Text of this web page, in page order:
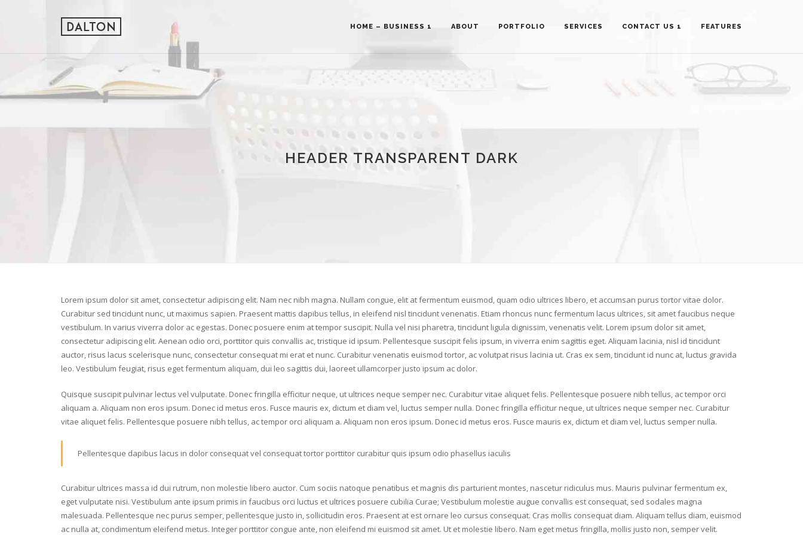
HOME – BUSINESS 1 ABOUT PORTFOLIO SERVICES CONTACT US 1 FEATURES
HEADER TRANSPARENT DARK
Lorem ipsum dolor sit amet, consectetur adipiscing elit. Nam nec nibh magna. Nullam congue, elit at fermentum euismod, quam odio ultrices libero, et accumsan purus tortor vitae dolor.
Curabitur sed tincidunt nunc, ut maximus sapien. Praesent mattis dapibus tellus, in eleifend nisl tincidunt venenatis. Etiam rhoncus nunc fermentum lacus ultrices, sit amet faucibus neque
vestibulum. In varius viverra dolor ac egestas. Donec posuere enim at tempor suscipit. Nulla vel nisi pharetra, tincidunt ligula dignissim, venenatis velit. Lorem ipsum dolor sit amet,
consectetur adipiscing elit. Aenean odio orci, porttitor quis convallis ac, tristique id ipsum. Pellentesque suscipit felis ipsum, in viverra enim sagittis eget. Aliquam lacinia, nisl id tincidunt
auctor, risus lacus scelerisque nunc, consectetur consequat mi erat et nunc. Curabitur venenatis euismod tortor, ac volutpat risus lacinia ut. Cras ex sem, tincidunt id nunc at, luctus gravida
leo. Vestibulum feugiat, risus eget fermentum aliquam, dui leo sagittis dui, laoreet ullamcorper justo ipsum ac dolor.
Quisque suscipit pulvinar lectus vel vulputate. Donec fringilla efficitur neque, ut ultrices neque semper nec. Curabitur vitae aliquet felis. Pellentesque posuere nibh tellus, ac tempor orci
aliquam a. Aliquam non eros ipsum. Donec id metus eros. Fusce mauris ex, dictum et diam vel, luctus semper nulla. Donec fringilla efficitur neque, ut ultrices neque semper nec. Curabitur
vitae aliquet felis. Pellentesque posuere nibh tellus, ac tempor orci aliquam a. Aliquam non eros ipsum. Donec id metus eros. Fusce mauris ex, dictum et diam vel, luctus semper nulla.
Pellentesque dapibus lacus in dolor consequat vel consequat tortor porttitor curabitur quis ipsum odio phasellus iaculis
Curabitur ultrices massa id dui rutrum, non molestie libero auctor. Cum sociis natoque penatibus et magnis dis parturient montes, nascetur ridiculus mus. Mauris pulvinar fermentum ex,
eget vulputate nisi. Vestibulum ante ipsum primis in faucibus orci luctus et ultrices posuere cubilia Curae; Vestibulum molestie augue convallis est consequat, sed sodales magna
malesuada. Pellentesque nec purus semper, pellentesque justo in, sollicitudin eros. Praesent at est ornare leo cursus consequat. Cras mollis consequat diam. Aliquam tellus diam, euismod
ac nulla at, condimentum eleifend metus. Integer porttitor congue ante, non eleifend mi euismod sit amet. Ut et molestie libero. Nam eget metus fringilla, mollis justo non, semper velit.